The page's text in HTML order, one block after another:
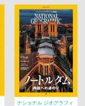
ナショナル ジオグラフィ